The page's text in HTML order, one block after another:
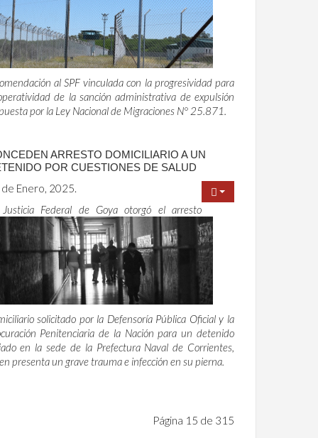
al SPF vinculada con la progresividad para
de la sanción administrativa de expulsión
por la Ley Nacional de Migraciones N° 25.871.
ARRESTO DOMICILIARIO A UN
POR CUESTIONES DE SALUD
Enero, 2025.
Federal de Goya otorgó el arresto
solicitado por la Defensoría Pública Oficial y la
Penitenciaria de la Nación para un detenido
en la sede de la Prefectura Naval de Corrientes,
presenta un grave trauma e infección en su pierna.
Página 15 de 315